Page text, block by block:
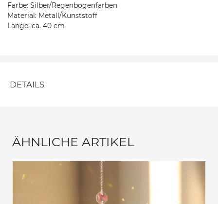
Farbe: Silber/Regenbogenfarben
Material: Metall/Kunststoff
Länge: ca. 40 cm
DETAILS
ÄHNLICHE ARTIKEL